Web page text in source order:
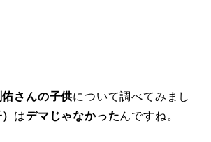
さんの子供について調べてみまし
はデマじゃなかったんですね。